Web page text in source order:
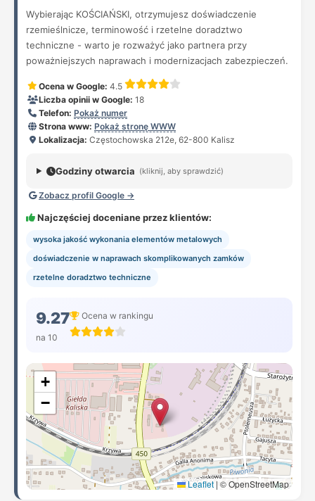
Wybierając KOŚCIAŃSKI, otrzymujesz doświadczenie
rzemieślnicze, terminowość i rzetelne doradztwo
techniczne - warto je rozważyć jako partnera przy
poważniejszych naprawach i modernizacjach zabezpieczeń.
Ocena w Google: 4.5
Liczba opinii w Google: 18
Telefon: Pokaż numer
Strona www: Pokaż stronę WWW
Lokalizacja: Częstochowska 212e, 62-800 Kalisz
Godziny otwarcia (kliknij, aby sprawdzić)
Zobacz profil Google →
Najczęściej doceniane przez klientów:
wysoka jakość wykonania elementów metalowych
doświadczenie w naprawach skomplikowanych zamków
rzetelne doradztwo techniczne
9.27
na 10
Ocena w rankingu
+
−
Leaflet | © OpenStreetMap